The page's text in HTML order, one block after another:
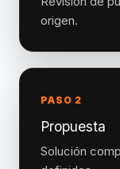
origen.
PASO 2
Propuesta
Solución